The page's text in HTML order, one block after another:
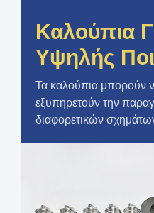
Καλούπια
Υψηλής
Τα καλούπια μπορούν
εξυπηρετούν την
διαφορετικών